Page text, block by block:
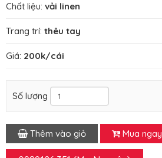
Chất liệu: vải linen
Trang trí: thêu tay
Giá: 200k/cái
Số lượng
Thêm vào giỏ Mua ngay